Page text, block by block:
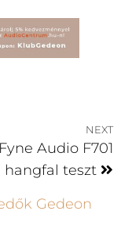
NEXT
Fyne Audio F701
hangfal teszt